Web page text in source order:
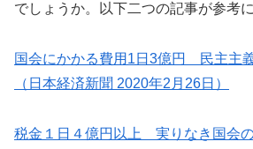
でしょうか。以下二つの記事が参考
国会にかかる費用1日3億円 民主主
（日本経済新聞 2020年2月26日）
税金１日４億円以上 実りなき国会